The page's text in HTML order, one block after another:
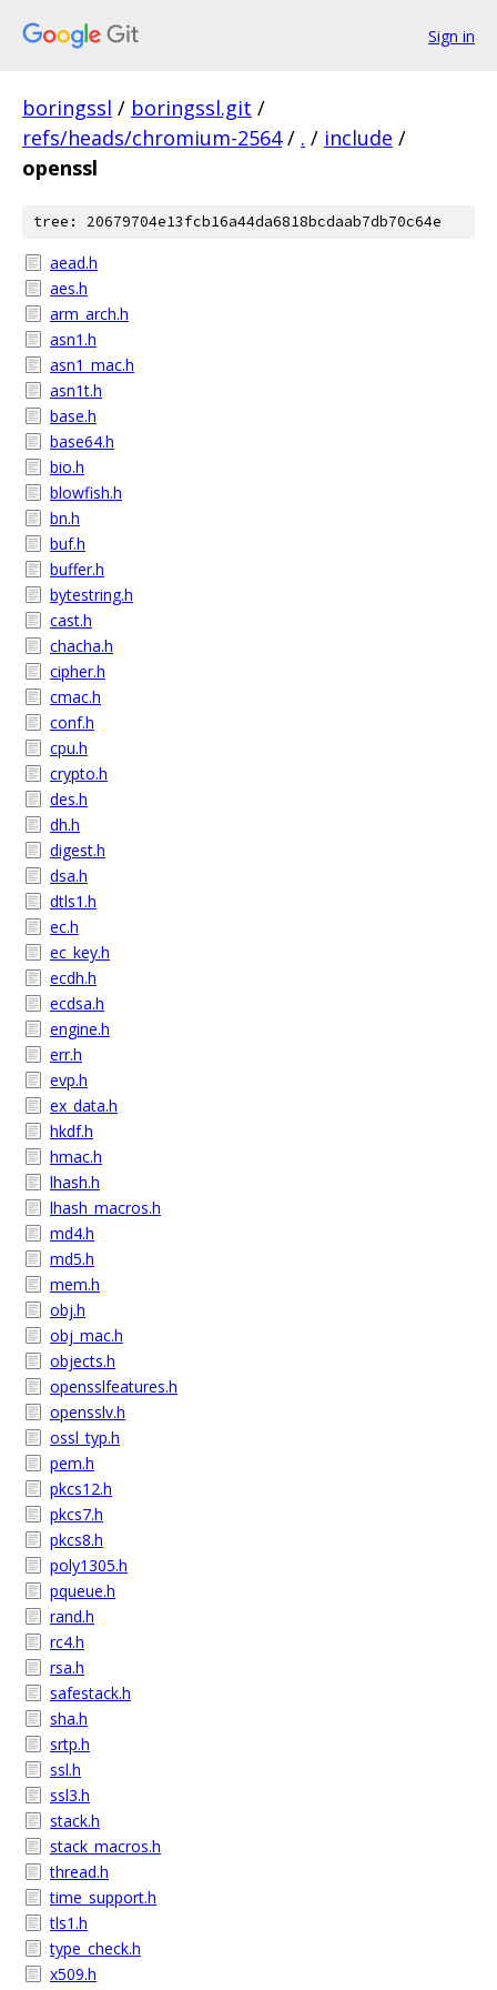
Sign in
boringssl / boringssl.git /
refs/heads/chromium-2564 / . / include /
openssl
tree: 20679704e13fcb16a44da6818bcdaab7db70c64e
aead.h
aes.h
arm_arch.h
asn1.h
asn1_mac.h
asn1t.h
base.h
base64.h
bio.h
blowfish.h
bn.h
buf.h
buffer.h
bytestring.h
cast.h
chacha.h
cipher.h
cmac.h
conf.h
cpu.h
crypto.h
des.h
dh.h
digest.h
dsa.h
dtls1.h
ec.h
ec_key.h
ecdh.h
ecdsa.h
engine.h
err.h
evp.h
ex_data.h
hkdf.h
hmac.h
lhash.h
lhash_macros.h
md4.h
md5.h
mem.h
obj.h
obj_mac.h
objects.h
opensslfeatures.h
opensslv.h
ossl_typ.h
pem.h
pkcs12.h
pkcs7.h
pkcs8.h
poly1305.h
pqueue.h
rand.h
rc4.h
rsa.h
safestack.h
sha.h
srtp.h
ssl.h
ssl3.h
stack.h
stack_macros.h
thread.h
time_support.h
tls1.h
type_check.h
x509.h